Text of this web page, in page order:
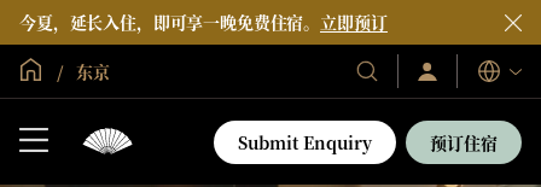
今夏，延长入住，即可享一晚免费住宿。 立即预订
全球首页
东京
我
们
酒
登
录/
即
加
入
语
言
Submit Enquiry 预订住宿